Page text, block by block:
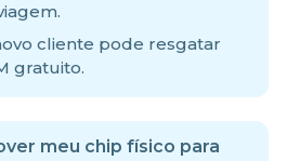
cliente pode resgatar
gratuito.
meu chip físico para